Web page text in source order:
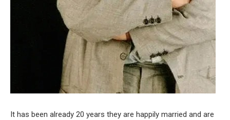
It has been already 20 years they are happily married and are